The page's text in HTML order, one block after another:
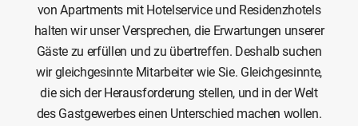
von Apartments mit Hotelservice und Residenzhotels
halten wir unser Versprechen, die Erwartungen unserer
Gäste zu erfüllen und zu übertreffen. Deshalb suchen
wir gleichgesinnte Mitarbeiter wie Sie. Gleichgesinnte,
die sich der Herausforderung stellen, und in der Welt
des Gastgewerbes einen Unterschied machen wollen.